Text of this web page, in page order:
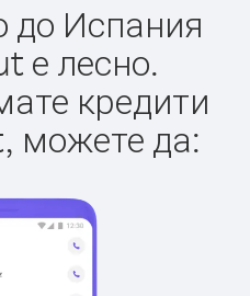
до Испания
е лесно.
кредити
можете да: